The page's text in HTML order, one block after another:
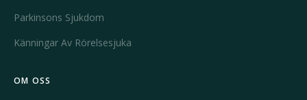
Parkinsons Sjukdom
Känningar Av Rörelsesjuka
OM OSS